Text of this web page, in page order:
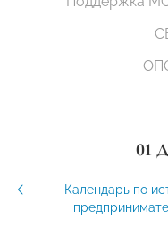
01
Календарь по